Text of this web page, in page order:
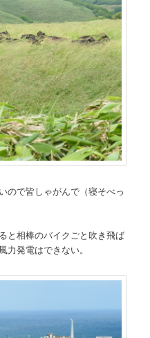
ので皆しゃがんで（寝そべっ
と相棒のバイクごと吹き飛ば
発電はできない。